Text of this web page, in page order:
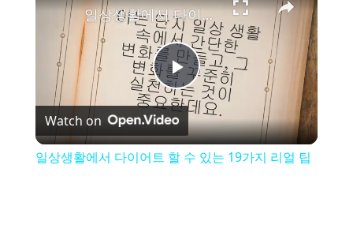
P
l
일상생활에서 다이어트 할 수 있는 19가지 리얼 팁
Watch on
일상생활에서 다이어트 할 수 있는 19가지 리얼 팁